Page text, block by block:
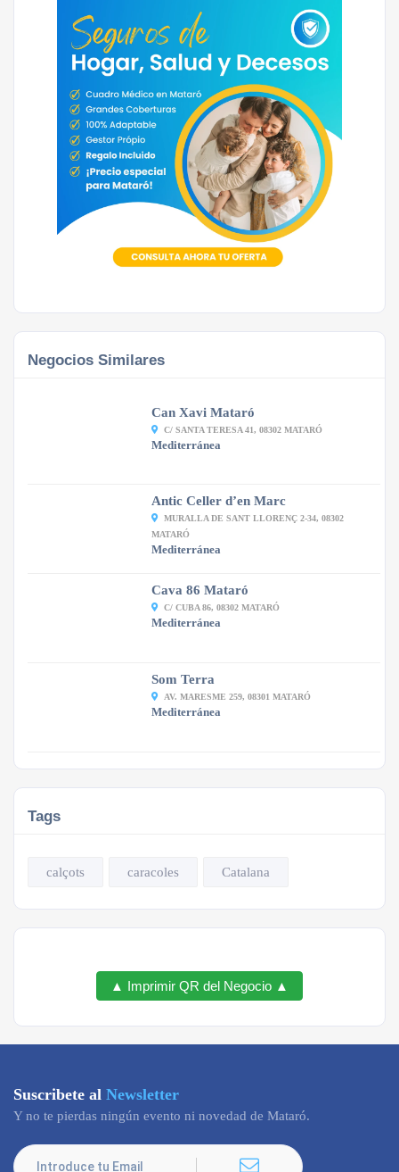
Negocios Similares
Can Xavi Mataró
C/ SANTA TERESA 41, 08302 MATARÓ
Mediterránea
Antic Celler d’en Marc
MURALLA DE SANT LLORENÇ 2-34, 08302
MATARÓ
Mediterránea
Cava 86 Mataró
C/ CUBA 86, 08302 MATARÓ
Mediterránea
Som Terra
AV. MARESME 259, 08301 MATARÓ
Mediterránea
Tags
calçots caracoles Catalana
▲ Imprimir QR del Negocio ▲
Suscribete al Newsletter
Y no te pierdas ningún evento ni novedad de Mataró.